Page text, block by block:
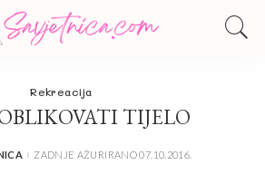
Rekreacija
TIJELO
ZADNJE AŽURIRANO 07.10.2016.